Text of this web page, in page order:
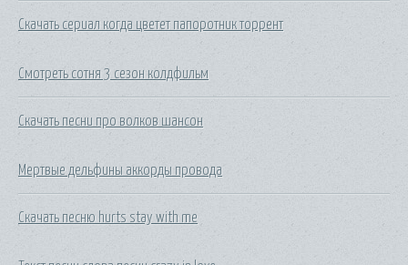
Скачать сериал когда цветет папоротник торрент
Смотреть сотня 3 сезон колдфильм
Скачать песни про волков шансон
Мертвые дельфины аккорды провода
Скачать песню hurts stay with me